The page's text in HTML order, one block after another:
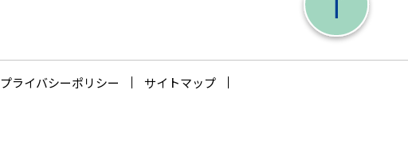
プライバシーポリシー サイトマップ